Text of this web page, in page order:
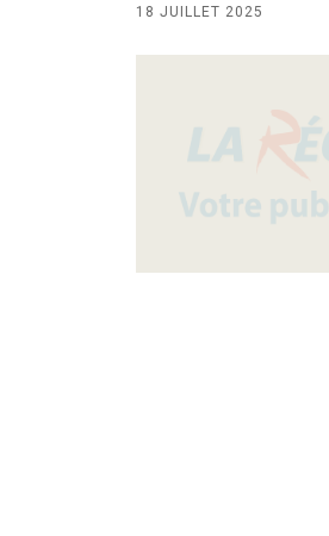
18 JUILLET 2025